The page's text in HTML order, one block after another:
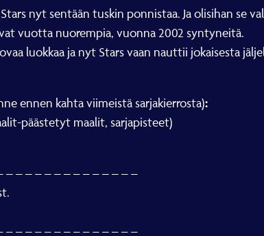
nyt sentään tuskin ponnistaa. Ja olisihan se
vuotta nuorempia, vuonna 2002 syntyneitä.
luokkaa ja nyt Stars vaan nauttii jokaisesta
ennen kahta viimeistä sarjakierrosta):
päästetyt maalit, sarjapisteet)
– – – – – – – – – – – – – –
– – – – – – – – – – – – – –